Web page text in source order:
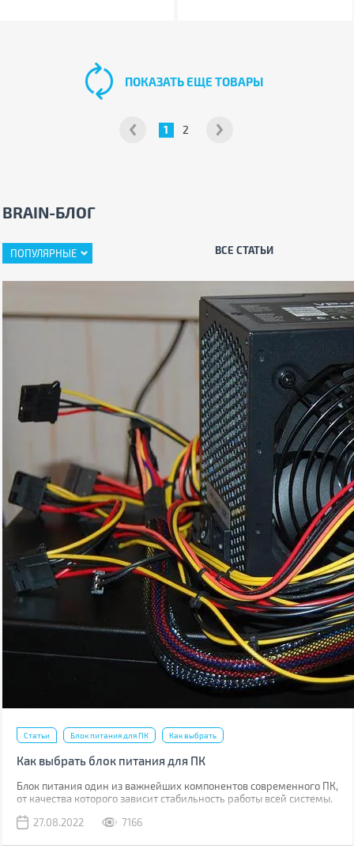
1 2
ПОКАЗАТЬ ЕЩЕ ТОВАРЫ
BRAIN-БЛОГ
ПОПУЛЯРНЫЕ ВСЕ СТАТЬИ
Статьи Блок питания для ПК Как выбрать
Как выбрать блок питания для ПК
Блок питания один из важнейших компонентов современного ПК,
от качества которого зависит стабильность работы всей системы.
27.08.2022
7166